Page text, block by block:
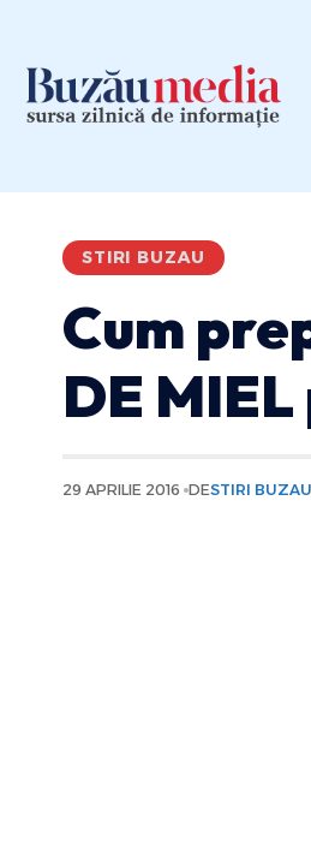
STIRI BUZAU
Cum
DE
29 APRILIE 2016 DESTIRI